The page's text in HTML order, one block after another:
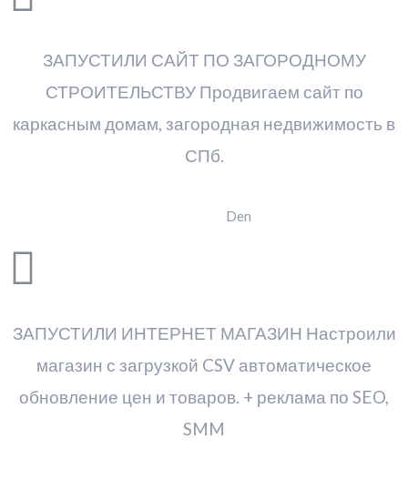
ЗАПУСТИЛИ САЙТ ПО ЗАГОРОДНОМУ
СТРОИТЕЛЬСТВУ Продвигаем сайт по
каркасным домам, загородная недвижимость в
СПб.
Den
ЗАПУСТИЛИ ИНТЕРНЕТ МАГАЗИН Настроили
магазин с загрузкой CSV автоматическое
обновление цен и товаров. + реклама по SEO,
SMM